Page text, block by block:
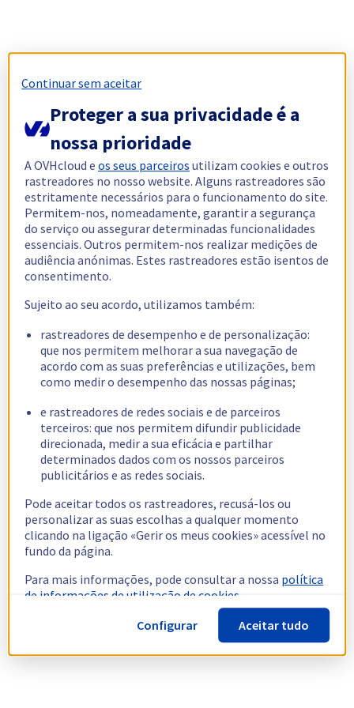
Continuar sem aceitar
Proteger a sua privacidade é a
nossa prioridade
A OVHcloud eos seus parceiros utilizam cookies e outros
rastreadores no nosso website. Alguns rastreadores são
estritamente necessários para o funcionamento do site.
Permitem-nos, nomeadamente, garantir a segurança
do serviço ou assegurar determinadas funcionalidades
essenciais. Outros permitem-nos realizar medições de
audiência anónimas. Estes rastreadores estão isentos de
consentimento.
Sujeito ao seu acordo, utilizamos também:
rastreadores de desempenho e de personalização:
que nos permitem melhorar a sua navegação de
acordo com as suas preferências e utilizações, bem
como medir o desempenho das nossas páginas;
e rastreadores de redes sociais e de parceiros
terceiros: que nos permitem difundir publicidade
direcionada, medir a sua eficácia e partilhar
determinados dados com os nossos parceiros
publicitários e as redes sociais.
Pode aceitar todos os rastreadores, recusá-los ou
personalizar as suas escolhas a qualquer momento
clicando na ligação «Gerir os meus cookies» acessível no
fundo da página.
Para mais informações, pode consultar a nossa política
de informações de utilização de cookies.
Configurar
Aceitar tudo